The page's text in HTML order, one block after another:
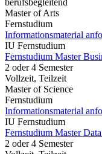
berufsbegleitend
Master of Arts
Fernstudium
Informationsmaterial
IU Fernstudium
Fernstudium Master
2 oder 4 Semester
Vollzeit, Teilzeit
Master of Science
Fernstudium
Informationsmaterial
IU Fernstudium
Fernstudium Master
2 oder 4 Semester